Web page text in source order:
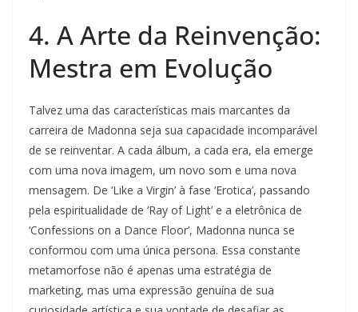
4. A Arte da Reinvenção:
Mestra em Evolução
Talvez uma das características mais marcantes da
carreira de Madonna seja sua capacidade incomparável
de se reinventar. A cada álbum, a cada era, ela emerge
com uma nova imagem, um novo som e uma nova
mensagem. De ‘Like a Virgin’ à fase ‘Erotica’, passando
pela espiritualidade de ‘Ray of Light’ e a eletrônica de
‘Confessions on a Dance Floor’, Madonna nunca se
conformou com uma única persona. Essa constante
metamorfose não é apenas uma estratégia de
marketing, mas uma expressão genuína de sua